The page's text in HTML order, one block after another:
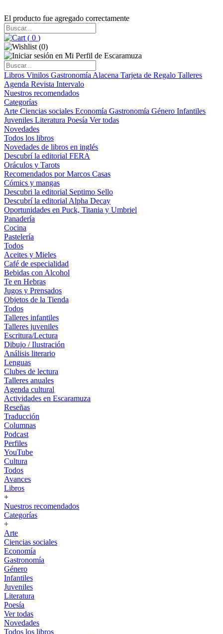
El producto fue agregado correctamente
( 0 )
(0)
Libros Vinilos Gastronomía Alacena Tarjeta de Regalo Talleres
Agenda Revista Intervalo
Nuestros recomendados
Categorías
Arte Ciencias sociales Economía Gastronomía Género Infantiles
Juveniles Literatura Poesía Ver todas
Novedades
Todos los libros
Novedades de libros en inglés
Descubrí la editorial FERA
Oráculos y Tarots
Recomendados por Marcos Casas
Cómics y mangas
Descubri la editorial Septimo Sello
Descubrí la editorial Alpha Decay
Oportunidades en Puck, Titania y Umbriel
Panadería
Cocina
Pastelería
Todos
Aceites y Mieles
Café de especialidad
Bebidas con Alcohol
Te en Hebras
Jugos y Prensados
Objetos de la Tienda
Todos
Talleres infantiles
Talleres juveniles
Escritura/Lectura
Dibujo / Ilustración
Análisis literario
Lenguas
Clubes de lectura
Talleres anuales
Agenda cultural
Actividades en Escaramuza
Reseñas
Traducción
Columnas
Podcast
Perfiles
YouTube
Cultura
Todos
Avances
Libros
+
Nuestros recomendados
Categorías
+
Arte
Ciencias sociales
Economía
Gastronomía
Género
Infantiles
Juveniles
Literatura
Poesía
Ver todas
Novedades
Todos los libros